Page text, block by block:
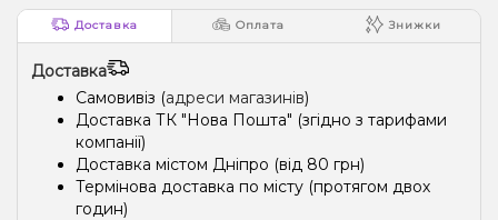
Доставка Оплата Знижки
Доставка
Самовивіз (адреси магазинів)
Доставка ТК "Нова Пошта" (згідно з тарифами
компанії)
Доставка містом Дніпро (від 80 грн)
Термінова доставка по місту (протягом двох
годин)